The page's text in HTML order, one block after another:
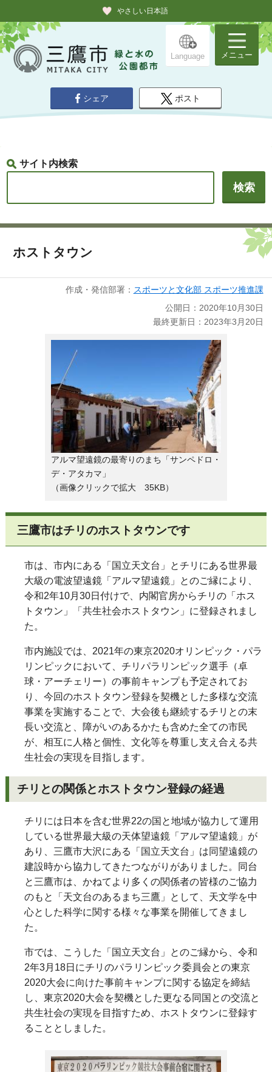
やさしい日本語
Language メニュー
シェア ポスト
サイト内検索
ホストタウン
作成・発信部署： スポーツと文化部 スポーツ推進課
公開日：2020年10月30日
最終更新日：2023年3月20日
アルマ望遠鏡の最寄りのまち「サンペドロ・
デ・アタカマ」
（画像クリックで拡大 35KB）
三鷹市はチリのホストタウンです
市は、市内にある「国立天文台」とチリにある世界最
大級の電波望遠鏡「アルマ望遠鏡」とのご縁により、
令和2年10月 30日付けで、内閣官房からチリの「ホス
トタウン」「共生社会ホストタウン」に登録されまし
た。
市内施設では、 2021年の東京2020オリンピック・パラ
リンピックにおいて、チリパラリンピック選手（卓
球・アーチェリー）の事前キャンプも予定されてお
り、今回のホストタウン登録を契機とした多様な交流
事業を実施することで、大会後も継続するチリとの末
長い交流と、障がいのあるかたも含めた全ての市民
が、相互に人格と個性、文化等を尊重し支え合える共
生社会の実現を目指します。
チリとの関係とホストタウン登録の経過
チリには日本を含む世界22の国と地域が協力して運用
している世界最大級の天体望遠鏡「アルマ望遠鏡」が
あり、三鷹市大沢にある「国立天文台」は同望遠鏡の
建設時から協力してきたつながりがありました。同台
と三鷹市は、かねてより多くの関係者の皆様のご協力
のもと「天文台のあるまち三鷹」として、天文学を中
心とした科学に関する様々な事業を開催してきまし
た。
市では、こうした「国立天文台」とのご縁から、令和
2年3月 18日にチリのパラリンピック委員会との東京
2020大会に向けた事前キャンプに関する協定を締結
し、東京2020大会を契機とした更なる同国との交流と
共生社会の実現を目指すため、ホストタウンに登録す
ることとしました。